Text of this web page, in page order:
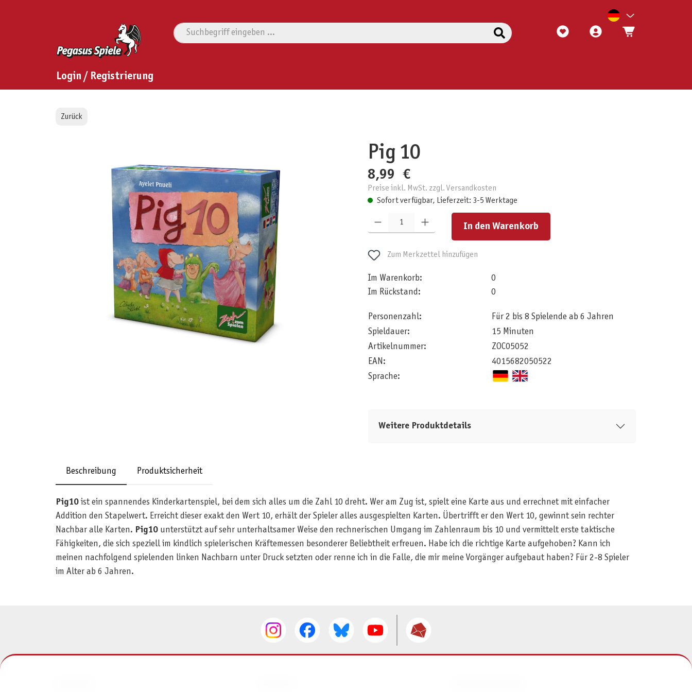
Login / Registrierung
Zurück
Pig 10
8,99 €
Preise inkl. MwSt. zzgl. Versandkosten
Sofort verfügbar, Lieferzeit: 3-5 Werktage
Produkt Anzahl: Gib den gewünschten Wert ein oder benutze die Schaltflächen um die Anzahl zu erhöhen oder zu reduzieren.
In den Warenkorb
Zum Merkzettel hinzufügen
Im Warenkorb:
0
Im Rückstand:
0
Personenzahl:
Für 2 bis 8 Spielende ab 6 Jahren
Spieldauer:
15 Minuten
Artikelnummer:
ZOC05052
EAN:
4015682050522
Sprache:
Weitere Produktdetails
Beschreibung Produktsicherheit
Pig10ist ein spannendes Kinderkartenspiel, bei dem sich alles um die Zahl 10 dreht. Wer am Zug ist, spielt eine Karte aus und errechnet mit einfacher
Addition den Stapelwert. Erreicht dieser exakt den Wert 10, erhält der Spieler alles ausgespielten Karten. Übertrifft er den Wert 10, gewinnt sein rechter
Nachbar alle Karten. Pig10unterstützt auf sehr unterhaltsamer Weise den rechnerischen Umgang im Zahlenraum bis 10 und vermittelt erste taktische
Fähigkeiten, die sich speziell im kindlich spielerischen Kräftemessen besonderer Beliebtheit erfreuen. Habe ich die richtige Karte aufgehoben? Kann ich
meinen nachfolgend spielenden linken Nachbarn unter Druck setzten oder renne ich in die Falle, die mir meine Vorgänger aufgebaut haben? Für 2-8 Spieler
im Alter ab 6 Jahren.